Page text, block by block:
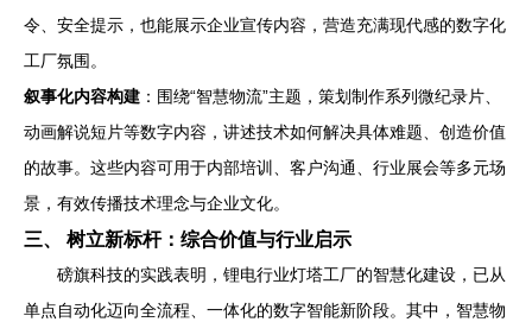
令、安全提示，也能展示企业宣传内容，营造充满现代感的数字化
工厂氛围。
叙事化内容构建 ：围绕“智慧物流”主题，策划制作系列微纪录片、
动画解说短片等数字内容，讲述技术如何解决具体难题、创造价值
的故事。这些内容可用于内部培训、客户沟通、行业展会等多元场
景，有效传播技术理念与企业文化。
三、 树立新标杆：综合价值与行业启示
磅旗科技的实践表明，锂电行业灯塔工厂的智慧化建设，已从
单点自动化迈向全流程、一体化的数字智能新阶段。其中，智慧物